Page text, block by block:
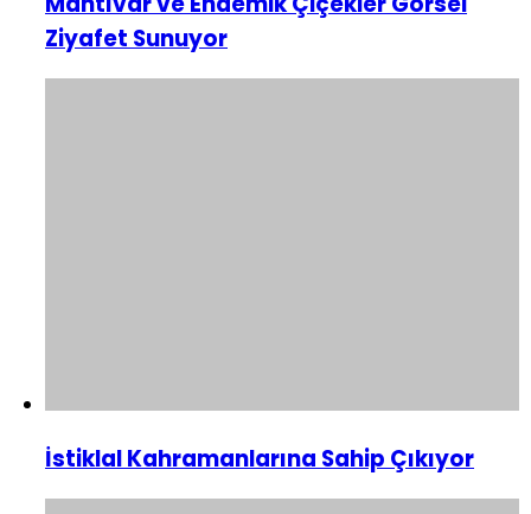
Ziyafet Sunuyor
İstiklal Kahramanlarına Sahip Çıkıyor